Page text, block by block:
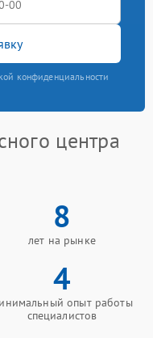
конфиденциальности
центра
8
лет на рынке
4
опыт работы
специалистов